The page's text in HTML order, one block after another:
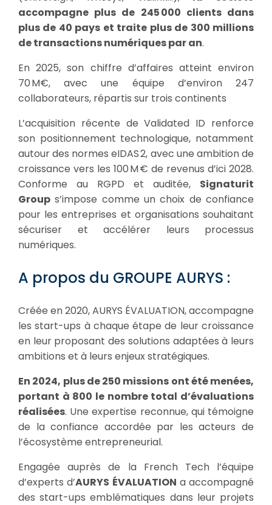
accompagne plus de 245 000 clients dans
plus de 40 pays et traite plus de 300 millions
de transactions numériques par an.
En 2025, son chiffre d’affaires atteint environ
70 M€, avec une équipe d’environ 247
collaborateurs, répartis sur trois continents
L’acquisition récente de Validated ID renforce
son positionnement technologique, notamment
autour des normes eIDAS 2, avec une ambition de
croissance vers les 100 M € de revenus d’ici 2028.
Conforme au RGPD et auditée, Signaturit
Group s’impose comme un choix de confiance
pour les entreprises et organisations souhaitant
sécuriser et accélérer leurs processus
numériques.
A propos du GROUPE AURYS :
Créée en 2020, AURYS ÉVALUATION, accompagne
les start-ups à chaque étape de leur croissance
en leur proposant des solutions adaptées à leurs
ambitions et à leurs enjeux stratégiques.
En 2024, plus de 250 missions ont été menées,
portant à 800 le nombre total d’évaluations
réalisées. Une expertise reconnue, qui témoigne
de la confiance accordée par les acteurs de
l’écosystème entrepreneurial.
Engagée auprès de la French Tech l’équipe
d’experts d’AURYS ÉVALUATION a accompagné
des start-ups emblématiques dans leur projets